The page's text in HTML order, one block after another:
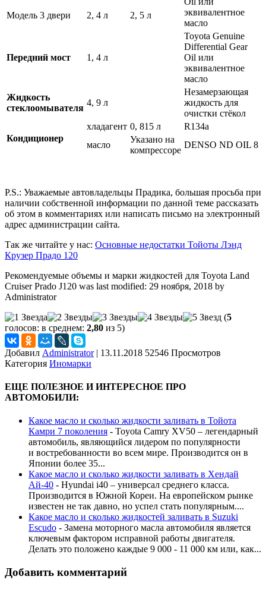
эквивалентное
масло
Модель 3 двери 2, 4 л 2, 5 л
Передний мост 1, 4 л
Toyota Genuine
Differential Gear
Oil или
эквивалентное
масло
Жидкость
стеклоомывателя
4, 9 л
Незамерзающая
жидкость для
очистки стёкол
Кондиционер
хладагент 0, 815 л
R134a
масло
Указано на
компрессоре
DENSO ND OIL 8
P.S.: Уважаемые автовладельцы Прадика, большая просьба при
наличии собственной информации по данной теме рассказать
об этом в комментариях или написать письмо на электронный
адрес администрации сайта.
Так же читайте у нас: Основные недостатки Тойоты Лэнд
Крузер Прадо 120
Рекомендуемые объемы и марки жидкостей для Toyota Land
Cruiser Prado J120 was last modified: 29 ноября, 2018 by
Administrator
(5
голосов: в среднем: 2,80 из 5)
Добавил Administrator | 13.11.2018 52546 Просмотров
Категория Иномарки
ЕЩЕ ПОЛЕЗНОЕ И ИНТЕРЕСНОЕ ПРО
АВТОМОБИЛИ:
Какое масло и сколько жидкости заливать в Тойота
Камри 7 поколения - Toyota Camry XV50 – легендарный
автомобиль, являющийся лидером по популярности
и востребованности во всем мире. Производится он в
Японии более 35...
Какое масло и сколько жидкости заливать в Хендай
Ай-40 - Hyundai i40 – универсал среднего класса.
Производится в Южной Кореи. На европейском рынке
известен не так давно, но успел стать популярным....
Какое масло и сколько жидкостей заливать в Suzuki
Escudo - Замена моторного масла автомобиля является
ключевым фактором исправной работы двигателя.
Делать это положено каждые 9 000 - 11 000 км или, как...
Добавить комментарий